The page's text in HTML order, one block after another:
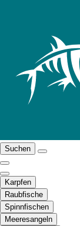
Suchen
Karpfen
Raubfische
Spinnfischen
Meeresangeln